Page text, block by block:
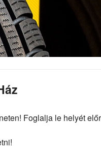
Foglalja le helyét